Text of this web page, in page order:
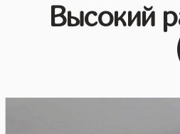
Высокий